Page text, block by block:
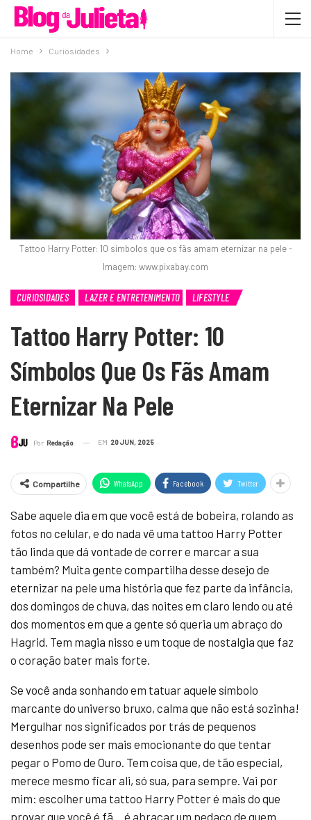
Home Curiosidades
Tattoo Harry Potter: 10 símbolos que os fãs amam eternizar na pele -
Imagem: www.pixabay.com
CURIOSIDADES LAZER E ENTRETENIMENTO LIFESTYLE
Tattoo Harry Potter: 10
Símbolos Que Os Fãs Amam
Eternizar Na Pele
Por Redação EM 20 JUN, 2025
Compartilhe WhatsApp Facebook Twitter
Sabe aquele dia em que você está de bobeira, rolando as
fotos no celular, e do nada vê uma tattoo Harry Potter
tão linda que dá vontade de correr e marcar a sua
também? Muita gente compartilha desse desejo de
eternizar na pele uma história que fez parte da infância,
dos domingos de chuva, das noites em claro lendo ou até
dos momentos em que a gente só queria um abraço do
Hagrid. Tem magia nisso e um toque de nostalgia que faz
o coração bater mais forte.
Se você anda sonhando em tatuar aquele símbolo
marcante do universo bruxo, calma que não está sozinha!
Mergulhar nos significados por trás de pequenos
desenhos pode ser mais emocionante do que tentar
pegar o Pomo de Ouro. Tem coisa que, de tão especial,
merece mesmo ficar ali, só sua, para sempre. Vai por
mim: escolher uma tattoo Harry Potter é mais do que
provar que você é fã… é abraçar um pedaço de quem